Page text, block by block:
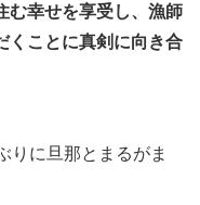
む幸せを享受し、漁師
くことに真剣に向き合
りに旦那とまるがま